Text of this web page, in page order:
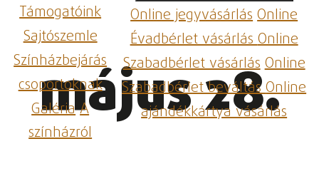
Támogatóink
Sajtószemle
Színházbejárás
csoportoknak
GalériaA
színházról
Online jegyvásárlásOnline
Évadbérlet vásárlásOnline
Szabadbérlet vásárlásOnline
Szabadbérlet beváltásOnline
ajándékkártya vásárlás
május 28.